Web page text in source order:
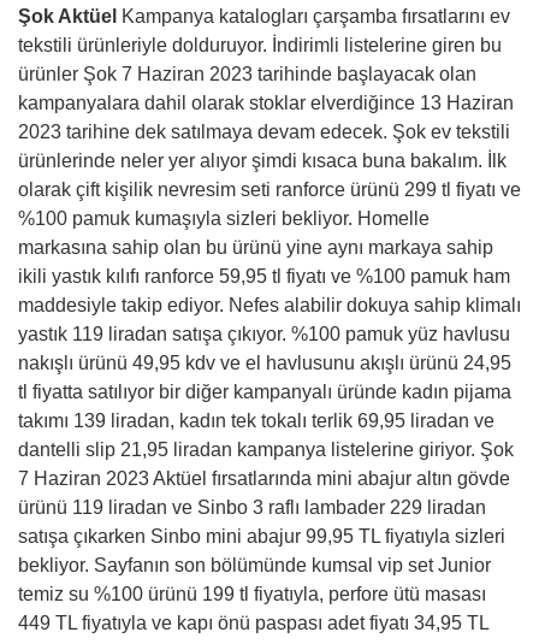
Şok Aktüel Kampanya katalogları çarşamba fırsatlarını ev
tekstili ürünleriyle dolduruyor. İndirimli listelerine giren bu
ürünler Şok 7 Haziran 2023 tarihinde başlayacak olan
kampanyalara dahil olarak stoklar elverdiğince 13 Haziran
2023 tarihine dek satılmaya devam edecek. Şok ev tekstili
ürünlerinde neler yer alıyor şimdi kısaca buna bakalım. İlk
olarak çift kişilik nevresim seti ranforce ürünü 299 tl fiyatı ve
%100 pamuk kumaşıyla sizleri bekliyor. Homelle
markasına sahip olan bu ürünü yine aynı markaya sahip
ikili yastık kılıfı ranforce 59,95 tl fiyatı ve %100 pamuk ham
maddesiyle takip ediyor. Nefes alabilir dokuya sahip klimalı
yastık 119 liradan satışa çıkıyor. %100 pamuk yüz havlusu
nakışlı ürünü 49,95 kdv ve el havlusunu akışlı ürünü 24,95
tl fiyatta satılıyor bir diğer kampanyalı üründe kadın pijama
takımı 139 liradan, kadın tek tokalı terlik 69,95 liradan ve
dantelli slip 21,95 liradan kampanya listelerine giriyor. Şok
7 Haziran 2023 Aktüel fırsatlarında mini abajur altın gövde
ürünü 119 liradan ve Sinbo 3 raflı lambader 229 liradan
satışa çıkarken Sinbo mini abajur 99,95 TL fiyatıyla sizleri
bekliyor. Sayfanın son bölümünde kumsal vip set Junior
temiz su %100 ürünü 199 tl fiyatıyla, perfore ütü masası
449 TL fiyatıyla ve kapı önü paspası adet fiyatı 34,95 TL